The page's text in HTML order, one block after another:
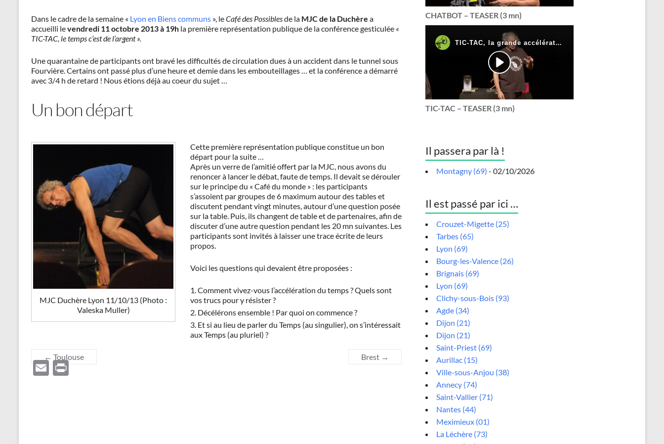
Dans le cadre de la semaine « Lyon en Biens communs », leCafé des Possiblesde la MJC de la Duchère a
accueilli levendredi 11 octobre 2013 à 19h la première représentation publique de la conférence gesticulée «
TIC-TAC, le temps c’est de l’argent ».
Une quarantaine de participants ont bravé les difficultés de circulation dues à un accident dans le tunnel sous
Fourvière. Certains ont passé plus d’une heure et demie dans les embouteillages … et la conférence a démarré
avec 3/4 h de retard ! Nous étions déjà au coeur du sujet …
Un bon départ
MJC Duchère Lyon 11/10/13 (Photo :
Valeska Muller)
Cette première représentation publique constitue un bon
départ pour la suite …
Après un verre de l’amitié offert par la MJC, nous avons du
renoncer à lancer le débat, faute de temps. Il devait se dérouler
sur le principe du « Café du monde » : les participants
s’assoient par groupes de 6 maximum autour des tables et
discutent pendant vingt minutes, autour d’une question posée
sur la table. Puis, ils changent de table et de partenaires, afin de
discuter d’une autre question pendant les 20 mn suivantes. Les
participants sont invités à laisser une trace écrite de leurs
propos.
Voici les questions qui devaient être proposées :
Comment vivez-vous l’accélération du temps ? Quels sont
vos trucs pour y résister ?
Décélérons ensemble ! Par quoi on commence ?
Et si au lieu de parler du Temps (au singulier), on s’intéressait
aux Temps (au pluriel) ?
E
← Toulouse Brest →
CHATBOT – TEASER (3 mn)
TIC-TAC – TEASER (3 mn)
Il passera par là !
Montagny (69) - 02/10/2026
Il est passé par ici …
Crouzet-Migette (25)
Tarbes (65)
Lyon (69)
Bourg-les-Valence (26)
Brignais (69)
Lyon (69)
Clichy-sous-Bois (93)
Agde (34)
Dijon (21)
Dijon (21)
Saint-Priest (69)
Aurillac (15)
Ville-sous-Anjou (38)
Annecy (74)
Saint-Vallier (71)
Nantes (44)
Meximieux (01)
La Léchère (73)